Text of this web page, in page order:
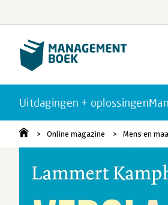
Uitdagingen + oplossingen
Online magazine Mens en